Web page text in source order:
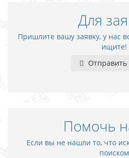
Для
Пришлите вашу заявку, у нас
ищите!
Отправить
Помочь
Если вы не нашли то, что
поиском